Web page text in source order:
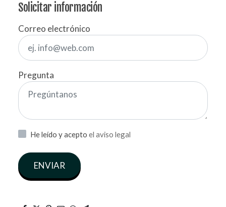
Solicitar información
Correo electrónico
Pregunta
He leído y acepto el aviso legal
ENVIAR